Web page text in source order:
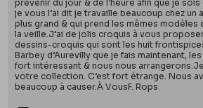
prévenir du jour & de l’heure afin que je
je vous l’ai dit je travaille beaucoup chez un
plus grand & qui prend les mêmes modèles
la veille.J’ai de jolis croquis à vous
dessins-croquis qui sont les huit
Barbey d’Aurevilly que je fais maintenant,
fort intéressant & nous nous
votre collection. C’est fort étrange. Nous
beaucoup à causer.À VousF. Rops